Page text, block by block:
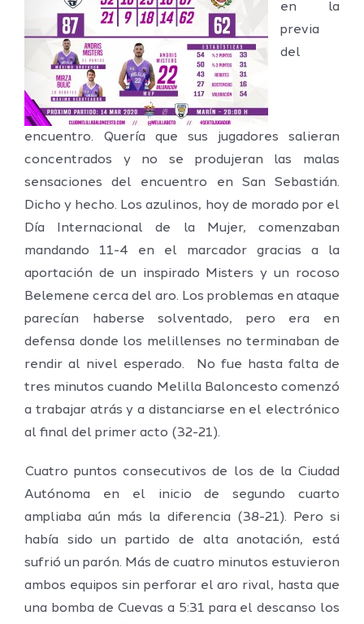
en la
previa
del
encuentro. Quería que sus jugadores salieran
concentrados y no se produjeran las malas
sensaciones del encuentro en San Sebastián.
Dicho y hecho. Los azulinos, hoy de morado por el
Día Internacional de la Mujer, comenzaban
mandando 11-4 en el marcador gracias a la
aportación de un inspirado Misters y un rocoso
Belemene cerca del aro. Los problemas en ataque
parecían haberse solventado, pero era en
defensa donde los melillenses no terminaban de
rendir al nivel esperado. No fue hasta falta de
tres minutos cuando Melilla Baloncesto comenzó
a trabajar atrás y a distanciarse en el electrónico
al final del primer acto (32-21).
Cuatro puntos consecutivos de los de la Ciudad
Autónoma en el inicio de segundo cuarto
ampliaba aún más la diferencia (38-21). Pero si
había sido un partido de alta anotación, está
sufrió un parón. Más de cuatro minutos estuvieron
ambos equipos sin perforar el aro rival, hasta que
una bomba de Cuevas a 5:31 para el descanso los